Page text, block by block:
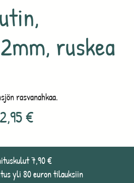
ruskea
rasvanahkaa.
€
7,90 €
yli 80 euron tilauksiin